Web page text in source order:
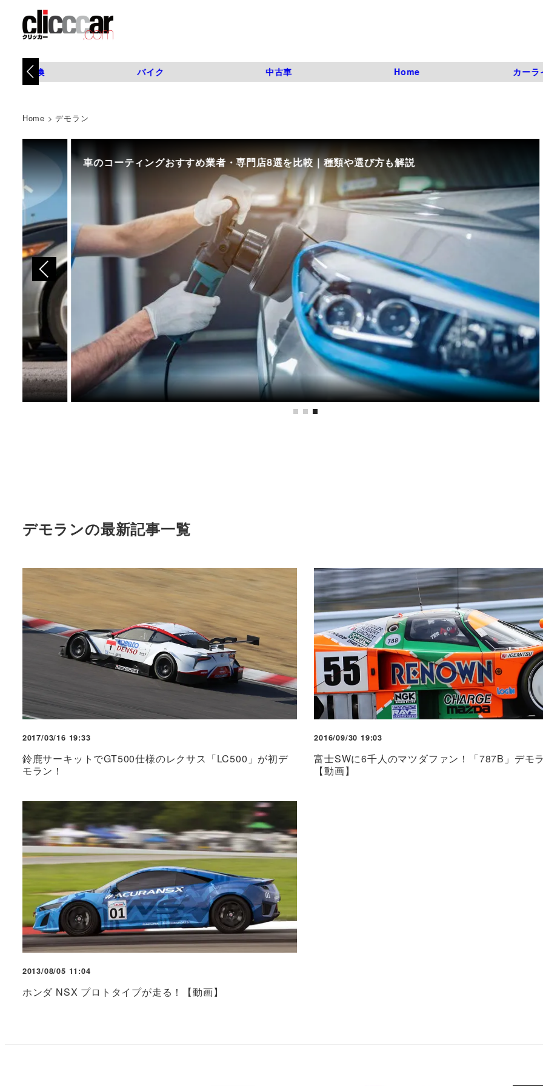
タイヤ交換 バイク 中古車 Home カーラ
Home >デモラン
車のコーティングおすすめ業者・専門店8選を比較｜種類や選び方も解説
デモランの最新記事一覧
2017/03/16 19:33
鈴鹿サーキットでGT500仕様のレクサス「LC500」が初デ
モラン！
2016/09/30 19:03
富士SWに6千人のマツダファン！「787B」デモ
【動画】
2013/08/05 11:04
ホンダ NSX プロトタイプが走る！【動画】